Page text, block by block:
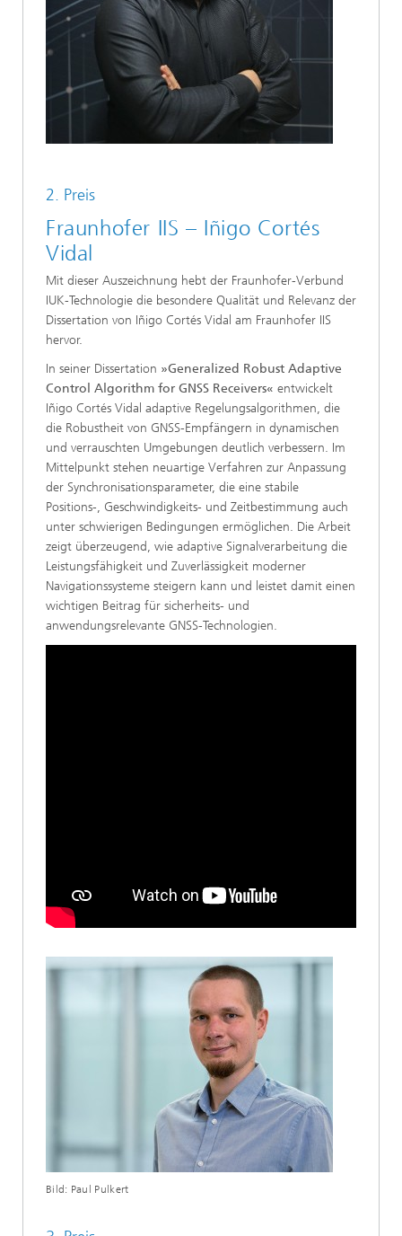
2. Preis
Fraunhofer IIS – Iñigo Cortés
Vidal
Mit dieser Auszeichnung hebt der Fraunhofer-Verbund
IUK-Technologie die besondere Qualität und Relevanz der
Dissertation von Iñigo Cortés Vidal am Fraunhofer IIS
hervor.
In seiner Dissertation »Generalized Robust Adaptive
Control Algorithm for GNSS Receivers« entwickelt
Iñigo Cortés Vidal adaptive Regelungsalgorithmen, die
die Robustheit von GNSS-Empfängern in dynamischen
und verrauschten Umgebungen deutlich verbessern. Im
Mittelpunkt stehen neuartige Verfahren zur Anpassung
der Synchronisationsparameter, die eine stabile
Positions-, Geschwindigkeits- und Zeitbestimmung auch
unter schwierigen Bedingungen ermöglichen. Die Arbeit
zeigt überzeugend, wie adaptive Signalverarbeitung die
Leistungsfähigkeit und Zuverlässigkeit moderner
Navigationssysteme steigern kann und leistet damit einen
wichtigen Beitrag für sicherheits- und
anwendungsrelevante GNSS-Technologien.
Bild: Paul Pulkert